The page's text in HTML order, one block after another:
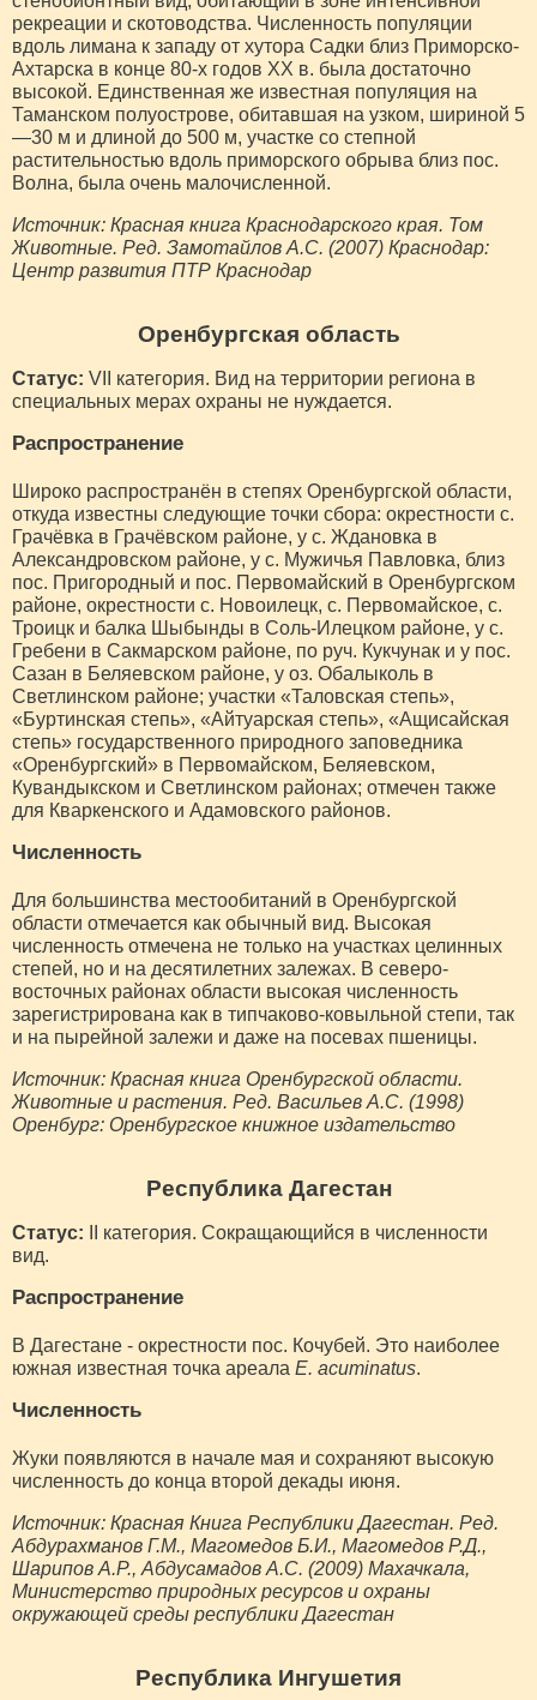
рекреации и скотоводства. Численность популяции
вдоль лимана к западу от хутора Садки близ Приморско-
Ахтарска в конце 80-х годов XX в. была достаточно
высокой. Единственная же известная популяция на
Таманском полуострове, обитавшая на узком, шириной 5
—30 м и длиной до 500 м, участке со степной
растительностью вдоль приморского обрыва близ пос.
Волна, была очень малочисленной.
Источник: Красная книга Краснодарского края. Том
Животные. Ред. Замотайлов А.С. (2007) Краснодар:
Центр развития ПТР Краснодар
Оренбургская область
Статус: VII категория. Вид на территории региона в
специальных мерах охраны не нуждается.
Распространение
Широко распространён в степях Оренбургской области,
откуда известны следующие точки сбора: окрестности с.
Грачёвка в Грачёвском районе, у с. Ждановка в
Александровском районе, у с. Мужичья Павловка, близ
пос. Пригородный и пос. Первомайский в Оренбургском
районе, окрестности с. Новоилецк, с. Первомайское, с.
Троицк и балка Шыбынды в Соль-Илецком районе, у с.
Гребени в Сакмарском районе, по руч. Кукчунак и у пос.
Сазан в Беляевском районе, у оз. Обалыколь в
Светлинском районе; участки «Таловская степь»,
«Буртинская степь», «Айтуарская степь», «Ащисайская
степь» государственного природного заповедника
«Оренбургский» в Первомайском, Беляевском,
Кувандыкском и Светлинском районах; отмечен также
для Кваркенского и Адамовского районов.
Численность
Для большинства местообитаний в Оренбургской
области отмечается как обычный вид. Высокая
численность отмечена не только на участках целинных
степей, но и на десятилетних залежах. В северо-
восточных районах области высокая численность
зарегистрирована как в типчаково-ковыльной степи, так
и на пырейной залежи и даже на посевах пшеницы.
Источник: Красная книга Оренбургской области.
Животные и растения. Ред. Васильев А.С. (1998)
Оренбург: Оренбургское книжное издательство
Республика Дагестан
Статус: II категория. Сокращающийся в численности
вид.
Распространение
В Дагестане - окрестности пос. Кочубей. Это наиболее
южная известная точка ареала Е. acuminatus.
Численность
Жуки появляются в начале мая и сохраняют высокую
численность до конца второй декады июня.
Источник: Красная Книга Республики Дагестан. Ред.
Абдурахманов Г.М., Магомедов Б.И., Магомедов Р.Д.,
Шарипов А.Р., Абдусамадов А.С. (2009) Махачкала,
Министерство природных ресурсов и охраны
окружающей среды республики Дагестан
Республика Ингушетия